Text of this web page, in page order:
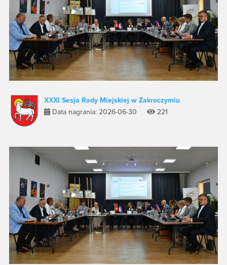
XXXI Sesja Rady Miejskiej w Zakroczymiu
Data nagrania: 2026-06-30
221